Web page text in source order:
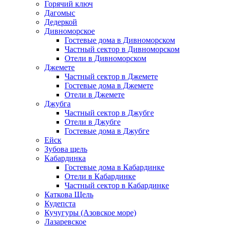
Горячий ключ
Дагомыс
Дедеркой
Дивноморское
Гостевые дома в Дивноморском
Частный сектор в Дивноморском
Отели в Дивноморском
Джемете
Частный сектор в Джемете
Гостевые дома в Джемете
Отели в Джемете
Джубга
Частный сектор в Джубге
Отели в Джубге
Гостевые дома в Джубге
Ейск
Зубова щель
Кабардинка
Гостевые дома в Кабардинке
Отели в Кабардинке
Частный сектор в Кабардинке
Каткова Щель
Кудепста
Кучугуры (Азовское море)
Лазаревское